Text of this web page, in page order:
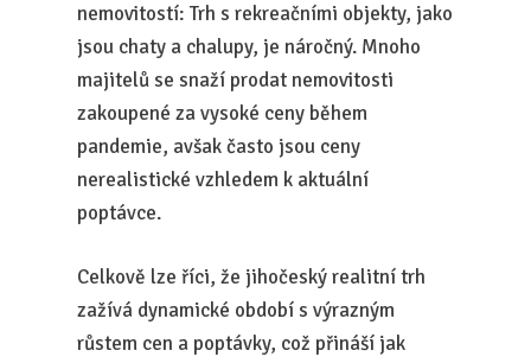
nemovitostí: Trh s rekreačními objekty, jako
jsou chaty a chalupy, je náročný. Mnoho
majitelů se snaží prodat nemovitosti
zakoupené za vysoké ceny během
pandemie, avšak často jsou ceny
nerealistické vzhledem k aktuální
poptávce.
Celkově lze říci, že jihočeský realitní trh
zažívá dynamické období s výrazným
růstem cen a poptávky, což přináší jak